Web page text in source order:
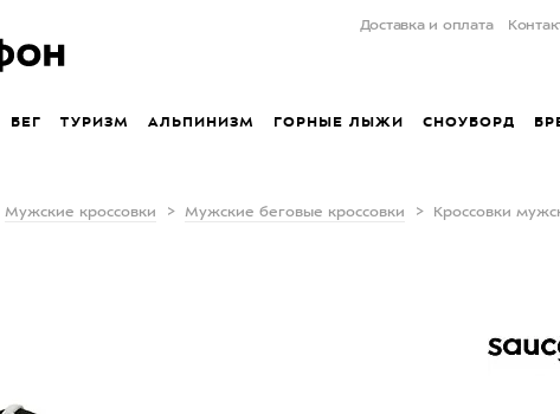
Доставка и оплата
БЕГ ТУРИЗМ АЛЬПИНИЗМ ГОРНЫЕ ЛЫЖИ СНОУБОРД
Мужские кроссовки Мужские беговые кроссовки Кроссовки